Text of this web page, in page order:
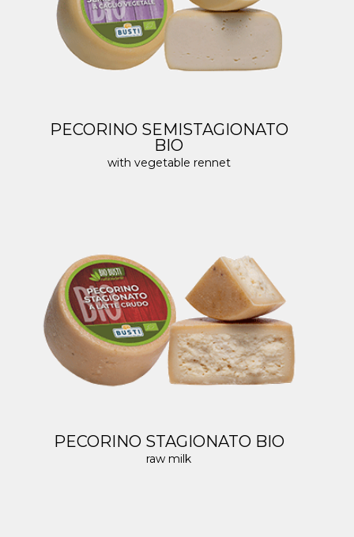
PECORINO SEMISTAGIONATO
BIO
with vegetable rennet
PECORINO STAGIONATO BIO
raw milk